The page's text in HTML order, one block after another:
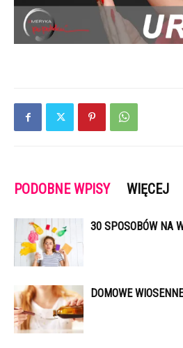
PODOBNE WPISY WIĘCEJ
30 SPOSOBÓW NA
DOMOWE